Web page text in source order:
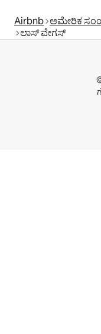
Airbnb ಅಮೇರಿಕ
ಲಾಸ್ ವೇಗಸ್